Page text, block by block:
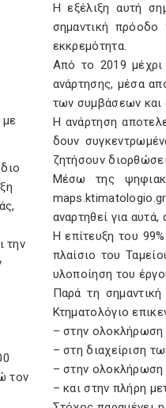
την
τον
Η εξέλιξη αυτή
σημαντική πρόοδο
εκκρεμότητα.
Από το 2019 μέχρι
ανάρτησης, μέσα
των συμβάσεων και
Η ανάρτηση
δουν
ζητήσουν
Μέσω της
αναρτηθεί για
Η επίτευξη του
πλαίσιο του
υλοποίηση του
Παρά τη
Κτηματολόγιο
– στην ολοκλήρωση
– στη διαχείριση
– στην ολοκλήρωση
– και στην πλήρη